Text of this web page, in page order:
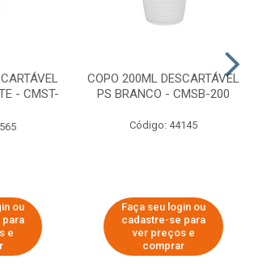
- CMST-
ou
e
COPO 200ML DESCARTÁVEL
PS BRANCO - CMSB-200
Código: 44145
Faça seu login ou
cadastre-se para
ver preços e
comprar